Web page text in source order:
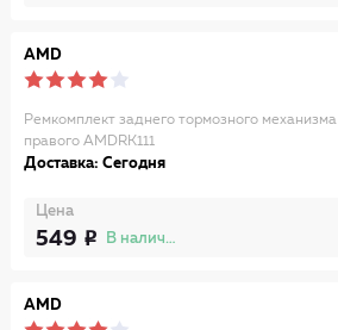
AMD
Ремкомплект заднего тормозного механизма
правого AMDRK111
Доставка: Сегодня
Цена
549 В наличии
AMD